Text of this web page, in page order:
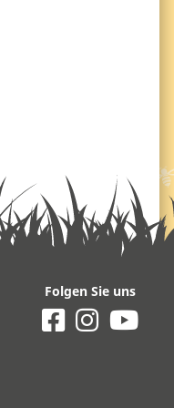
Folgen Sie uns